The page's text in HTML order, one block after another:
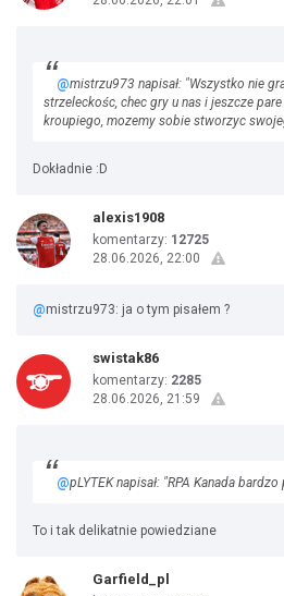
@mistrzu973 napisał: "Wszystko nie
strzeleckośc, chec gry u nas i jeszcze
kroupiego, mozemy sobie stworzyc
Dokładnie :D
alexis1908
komentarzy: 12725
28.06.2026, 22:00
@mistrzu973: ja o tym pisałem ?
swistak86
komentarzy: 2285
28.06.2026, 21:59
@pLYTEK napisał: "RPA Kanada
To i tak delikatnie powiedziane
Garfield_pl